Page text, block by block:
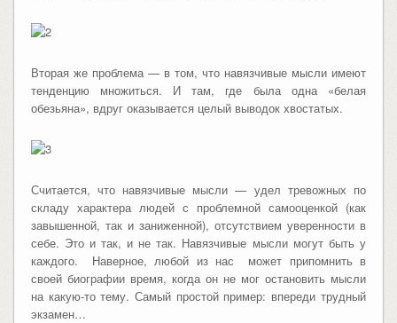
Вторая же проблема — в том, что навязчивые мысли имеют
тенденцию множиться. И там, где была одна «белая
обезьяна», вдруг оказывается целый выводок хвостатых.
Считается, что навязчивые мысли — удел тревожных по
складу характера людей с проблемной самооценкой (как
завышенной, так и заниженной), отсутствием уверенности в
себе. Это и так, и не так. Навязчивые мысли могут быть у
каждого. Наверное, любой из нас может припомнить в
своей биографии время, когда он не мог остановить мысли
на какую-то тему. Самый простой пример: впереди трудный
экзамен…